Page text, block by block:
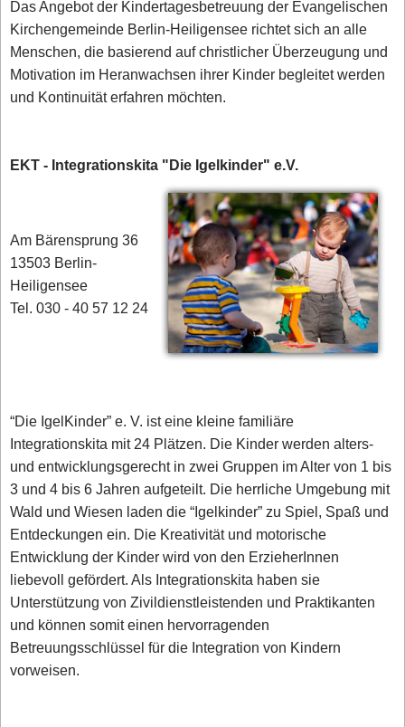
Das Angebot der Kindertagesbetreuung der Evangelischen
Kirchengemeinde Berlin-Heiligensee richtet sich an alle
Menschen, die basierend auf christlicher Überzeugung und
Motivation im Heranwachsen ihrer Kinder begleitet werden
und Kontinuität erfahren möchten.
EKT - Integrationskita "Die Igelkinder" e.V.
Am Bärensprung 36
13503 Berlin-
Heiligensee
Tel. 030 - 40 57 12 24
“Die IgelKinder” e. V. ist eine kleine familiäre
Integrationskita mit 24 Plätzen. Die Kinder werden alters-
und entwicklungsgerecht in zwei Gruppen im Alter von 1 bis
3 und 4 bis 6 Jahren aufgeteilt. Die herrliche Umgebung mit
Wald und Wiesen laden die “Igelkinder” zu Spiel, Spaß und
Entdeckungen ein. Die Kreativität und motorische
Entwicklung der Kinder wird von den ErzieherInnen
liebevoll gefördert. Als Integrationskita haben sie
Unterstützung von Zivildienstleistenden und Praktikanten
und können somit einen hervorragenden
Betreuungsschlüssel für die Integration von Kindern
vorweisen.